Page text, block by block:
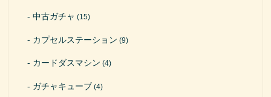
中古ガチャ (15)
カプセルステーション (9)
カードダスマシン (4)
ガチャキューブ (4)